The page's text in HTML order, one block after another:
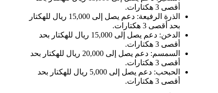
أقصى 3 هكتارات.
الذرة الرفيعة: دعم يصل إلى 15,000 ريال للهكتار
بحد أقصى 3 هكتارات.
الدخن: دعم يصل إلى 15,000 ريال للهكتار بحد
أقصى 3 هكتارات.
السمسم: دعم يصل إلى 20,000 ريال للهكتار بحد
أقصى 3 هكتارات.
الحبحب: دعم يصل إلى 5,000 ريال للهكتار بحد
أقصى 3 هكتارات.